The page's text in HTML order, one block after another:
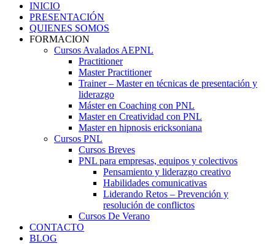
INICIO
PRESENTACIÓN
QUIENES SOMOS
FORMACION
Cursos Avalados AEPNL
Practitioner
Master Practitioner
Trainer – Master en técnicas de presentación y
liderazgo
Máster en Coaching con PNL
Master en Creatividad con PNL
Master en hipnosis ericksoniana
Cursos PNL
Cursos Breves
PNL para empresas, equipos y colectivos
Pensamiento y liderazgo creativo
Habilidades comunicativas
Liderando Retos – Prevención y
resolución de conflictos
Cursos De Verano
CONTACTO
BLOG